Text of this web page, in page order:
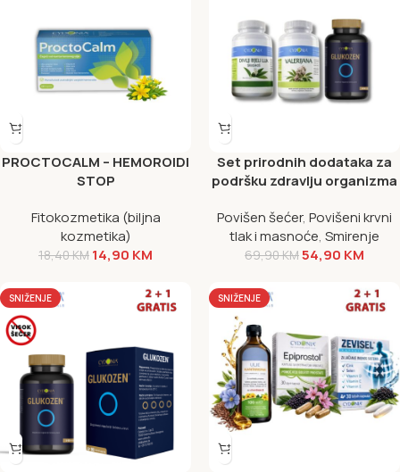
PROCTOCALM – HEMOROIDI
STOP
Fitokozmetika (biljna
kozmetika)
18,40KM 14,90 KM
Set prirodnih dodataka za
podršku zdravlju organizma
Povišen šećer, Povišeni krvni
tlak i masnoće, Smirenje
69,90KM54,90 KM
SNIŽENJE SNIŽENJE